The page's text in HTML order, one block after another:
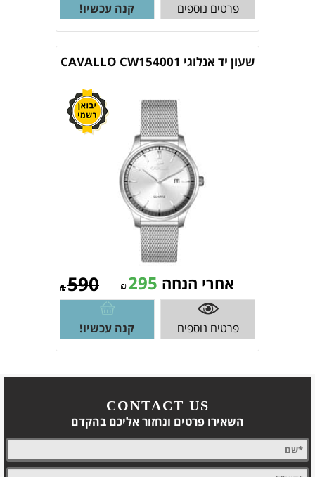
פרטים נוספים קנה עכשיו!
שעון יד אנלוגי CAVALLO CW154001
₪590 אחרי הנחה ₪295
פרטים נוספים קנה עכשיו!
CONTACT US
השאירו פרטים ונחזור אליכם בהקדם